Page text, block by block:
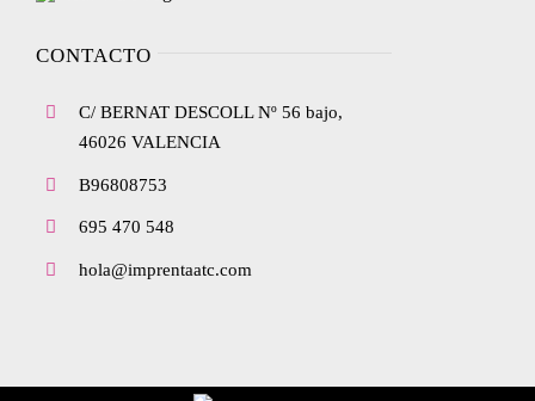
Ley de cookies
Condiciones de contratación
CONTACTO
C/ BERNAT DESCOLL Nº 56 bajo,
46026 VALENCIA
B96808753
695 470 548
hola@imprentaatc.com